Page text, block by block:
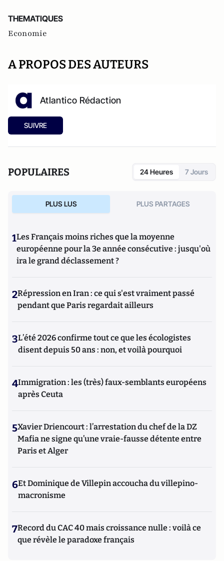
THEMATIQUES
Economie
A PROPOS DES AUTEURS
Atlantico Rédaction
SUIVRE
POPULAIRES 24 Heures 7 Jours
PLUS LUS PLUS PARTAGES
1Les Français moins riches que la moyenne
européenne pour la 3e année consécutive : jusqu'où
ira le grand déclassement ?
2Répression en Iran : ce qui s'est vraiment passé
pendant que Paris regardait ailleurs
3L’été 2026 confirme tout ce que les écologistes
disent depuis 50 ans : non, et voilà pourquoi
4Immigration : les (très) faux-semblants européens
après Ceuta
5Xavier Driencourt : l’arrestation du chef de la DZ
Mafia ne signe qu’une vraie-fausse détente entre
Paris et Alger
6Et Dominique de Villepin accoucha du villepino-
macronisme
7Record du CAC 40 mais croissance nulle : voilà ce
que révèle le paradoxe français